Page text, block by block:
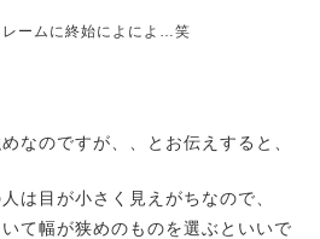
レームに終始によによ…笑
なのですが、、とお伝えすると、
は目が小さく見えがちなので、
て幅が狭めのものを選ぶといいで